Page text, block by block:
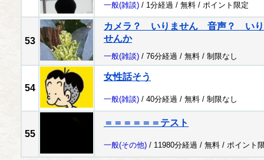
一般(雑談) / 1分経過 / 無料 / ポイント限定
53
カメラ？ いりません 音声？ いり
せんか
一般(雑談) / 76分経過 / 無料 / 制限なし
54
女性話そう
一般(雑談) / 40分経過 / 無料 / 制限なし
55
＝＝＝＝＝＝テスト
一般(その他) / 11980分経過 / 無料 / ポイント